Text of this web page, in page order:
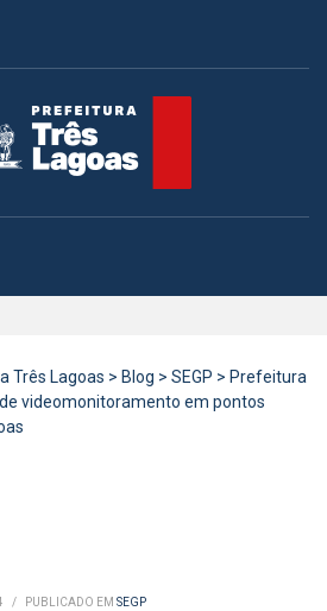
Três Lagoas > Blog > SEGP > Prefeitura
videomonitoramento em pontos
/ PUBLICADO EM SEGP